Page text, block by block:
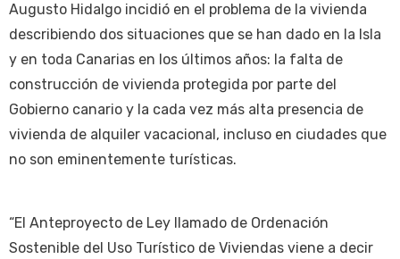
Augusto Hidalgo incidió en el problema de la vivienda
describiendo dos situaciones que se han dado en la Isla
y en toda Canarias en los últimos años: la falta de
construcción de vivienda protegida por parte del
Gobierno canario y la cada vez más alta presencia de
vivienda de alquiler vacacional, incluso en ciudades que
no son eminentemente turísticas.
“El Anteproyecto de Ley llamado de Ordenación
Sostenible del Uso Turístico de Viviendas viene a decir